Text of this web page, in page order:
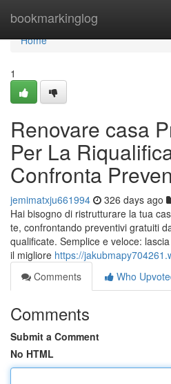
bookmarkinglog
Home
Home
1
Renovare casa
Per La
Confronta
jemimatxju661994 326 days ago
Hai bisogno di ristrutturare la tua
te, confrontando preventivi gratuiti
qualificate. Semplice e veloce:
il migliore https://
Comments
Who
Comments
Submit a Comment
No HTML